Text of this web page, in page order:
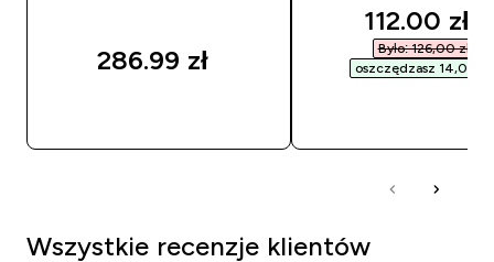
286.99 zł‎
112.00 zł‎
Było: 126,00 zł‎
oszczędzasz 14,00 zł‎
Wszystkie recenzje klientów